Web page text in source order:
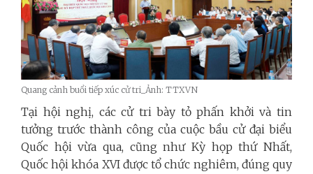
Quang cảnh buổi tiếp xúc cử tri_Ảnh: TTXVN
Tại hội nghị, các cử tri bày tỏ phấn khởi và tin
tưởng trước thành công của cuộc bầu cử đại biểu
Quốc hội vừa qua, cũng như Kỳ họp thứ Nhất,
Quốc hội khóa XVI được tổ chức nghiêm, đúng quy